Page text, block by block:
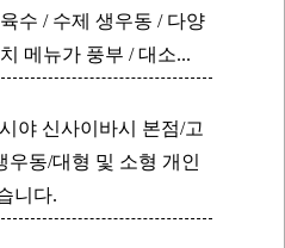
수 / 수제 생우동 / 다양
메뉴가 풍부 / 대소...
야 신사이바시 본점/고
우동/대형 및 소형 개인
니다.